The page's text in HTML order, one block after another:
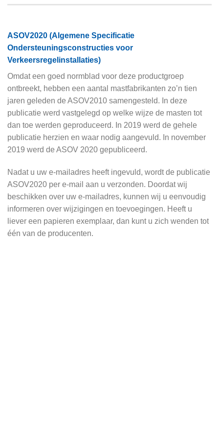
ASOV2020 (Algemene Specificatie
Ondersteuningsconstructies voor
Verkeersregelinstallaties)
Omdat een goed normblad voor deze productgroep
ontbreekt, hebben een aantal mastfabrikanten zo’n tien
jaren geleden de ASOV2010 samengesteld. In deze
publicatie werd vastgelegd op welke wijze de masten tot
dan toe werden geproduceerd. In 2019 werd de gehele
publicatie herzien en waar nodig aangevuld. In november
2019 werd de ASOV 2020 gepubliceerd.
Nadat u uw e-mailadres heeft ingevuld, wordt de publicatie
ASOV2020 per e-mail aan u verzonden. Doordat wij
beschikken over uw e-mailadres, kunnen wij u eenvoudig
informeren over wijzigingen en toevoegingen. Heeft u
liever een papieren exemplaar, dan kunt u zich wenden tot
één van de producenten.